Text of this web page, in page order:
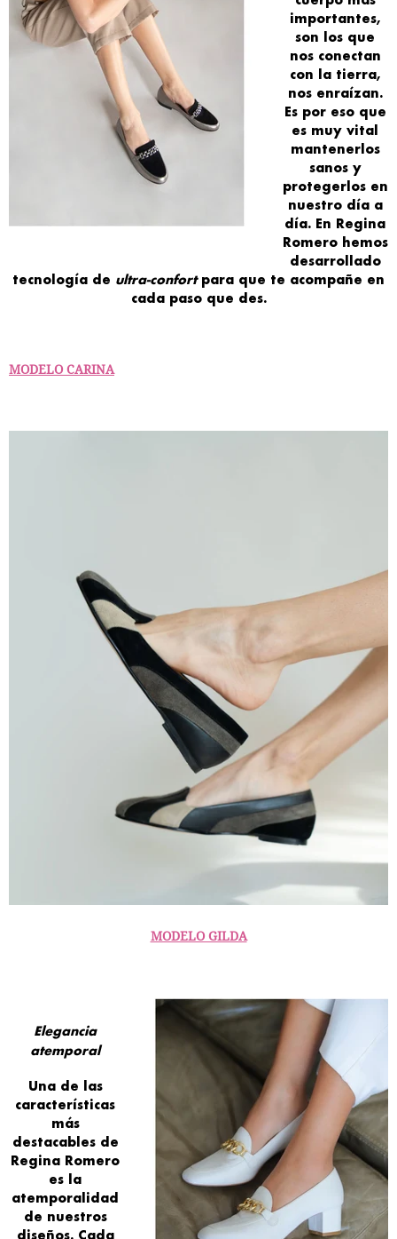
importantes,
son los que
nos conectan
con la tierra,
nos enraízan.
Es por eso que
es muy vital
mantenerlos
sanosy
protegerlos en
nuestro día a
día. En Regina
Romerohemos
desarrollado
tecnología de ultra-confortpara que te acompañe en
cada pasoque des.
MODELO CARINA
MODELO GILDA
Elegancia
atemporal
Una de las
características
más
destacables de
Regina Romero
es la
atemporalidad
de nuestros
diseños. Cada